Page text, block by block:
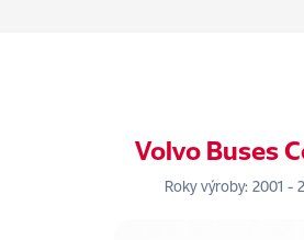
Volvo Buses
Roky výroby: 2001 -